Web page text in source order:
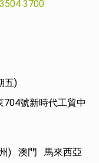
3504 3700
五)
號新時代工貿中
) 澳門 馬來西亞